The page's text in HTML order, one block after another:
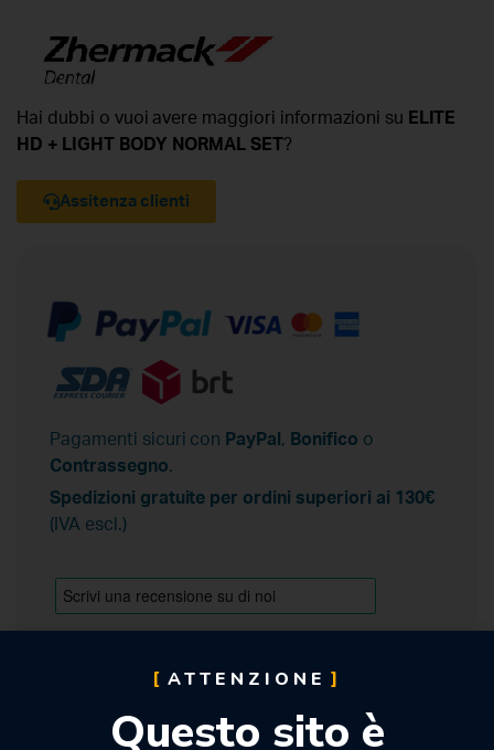
Hai dubbi o vuoi avere maggiori informazioni su ELITE
HD + LIGHT BODY NORMAL SET?
Assitenza clienti
Pagamenti sicuri con PayPal , Bonifico o
Contrassegno.
Spedizioni gratuite per ordini superiori ai 130€
(IVA escl.)
ATTENZIONE
Questo sito è